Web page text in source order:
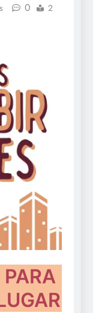
0
2